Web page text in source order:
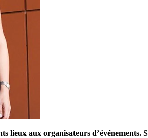
aux organisateurs d’événements.